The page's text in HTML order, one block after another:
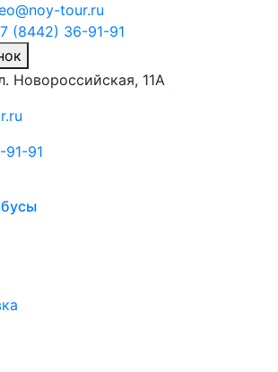
tour.ru
(8442) 36-91-91
Новороссийская, 11А
91